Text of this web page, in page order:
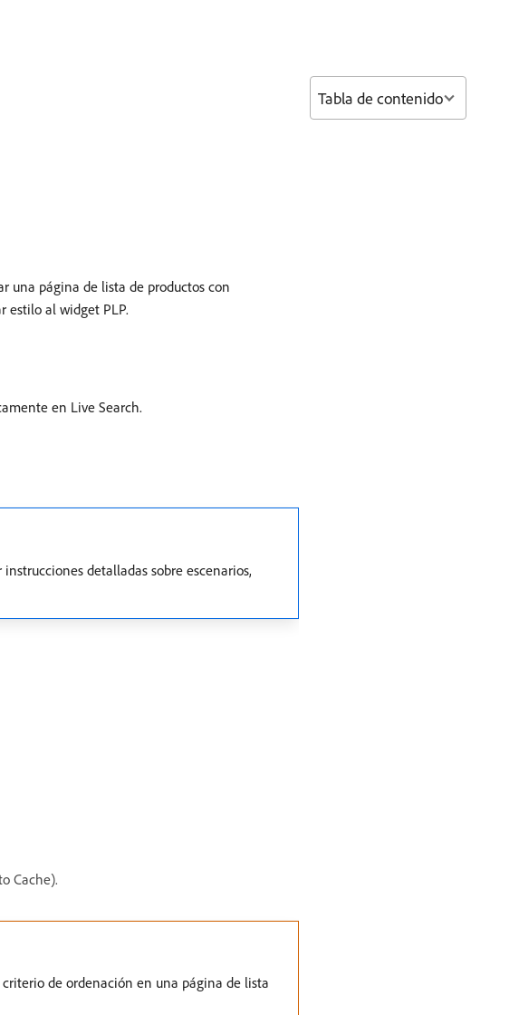
una página de lista de productos con
estilo al widget PLP.
en Live Search.
detalladas sobre escenarios,
Cache).
de ordenación en una página de lista
Tabla de contenido